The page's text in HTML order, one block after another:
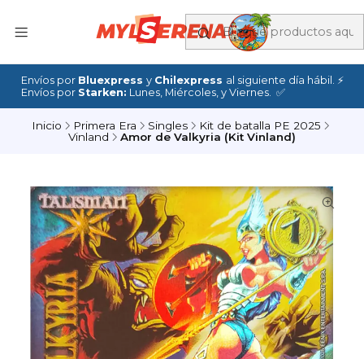
Envíos por Bluexpress y Chilexpress al siguiente día hábil. ⚡
Envíos por Starken: Lunes, Miércoles, y Viernes. ✅
Inicio Primera Era Singles
Kit de batalla PE 2025
Vinland
Amor de Valkyria (Kit Vinland)